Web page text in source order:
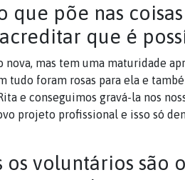
que põe nas
que é
nova, mas tem uma maturidade
tudo foram rosas para ela e
e conseguimos gravá-la nos
projeto profissional e isso só
os voluntários são